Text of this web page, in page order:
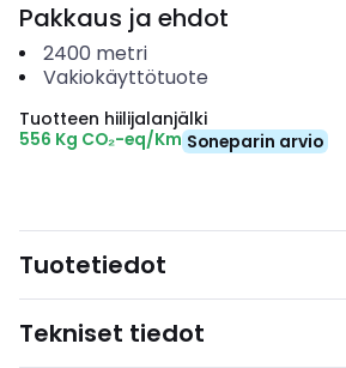
Pakkaus ja ehdot
2400 metri
Vakiokäyttötuote
Tuotteen hiilijalanjälki
556 Kg CO₂-eq/Km Soneparin arvio
Tuotetiedot
Tekniset tiedot